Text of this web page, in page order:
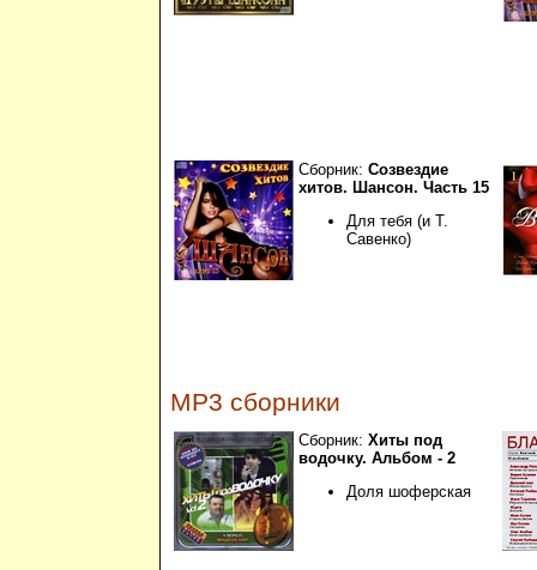
Сборник: Созвездие
хитов. Шансон. Часть 15
Для тебя (и Т.
Савенко)
MP3 сборники
Сборник: Хиты под
водочку. Альбом - 2
Доля шоферская